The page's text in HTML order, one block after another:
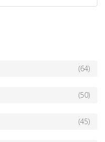
(64)
(50)
(45)